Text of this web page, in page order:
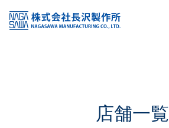
KSS加盟店・取扱店情報
店舗一覧
店舗一覧